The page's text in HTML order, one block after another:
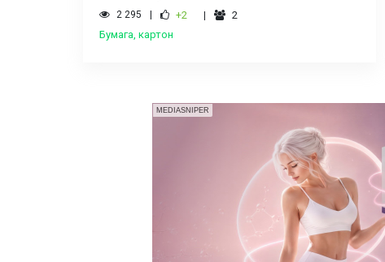
2 295 +2
2
Бумага, картон
MEDIASNIPER